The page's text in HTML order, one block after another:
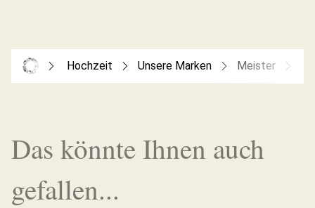
Hochzeit Unsere Marken Meister
Das könnte Ihnen auch
gefallen...